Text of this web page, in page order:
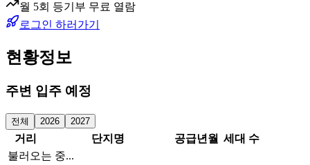
월 5회 등기부 무료 열람
로그인 하러가기
현황정보
주변 입주 예정
전체 2026 2027
거리 단지명 공급년월 세대 수
불러오는 중...